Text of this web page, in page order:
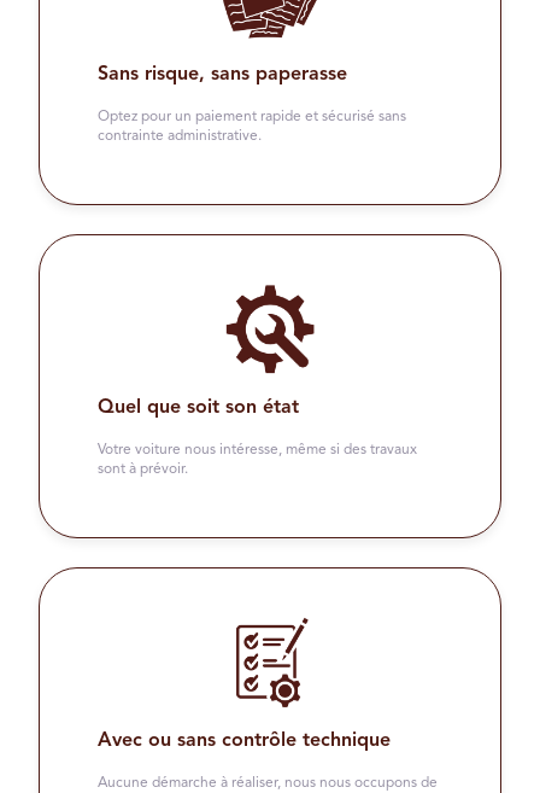
Sans risque, sans paperasse
Optez pour un paiement rapide et sécurisé sans
contrainte administrative.
Quel que soit son état
Votre voiture nous intéresse, même si des travaux
sont à prévoir.
Avec ou sans contrôle technique
Aucune démarche à réaliser, nous nous occupons de